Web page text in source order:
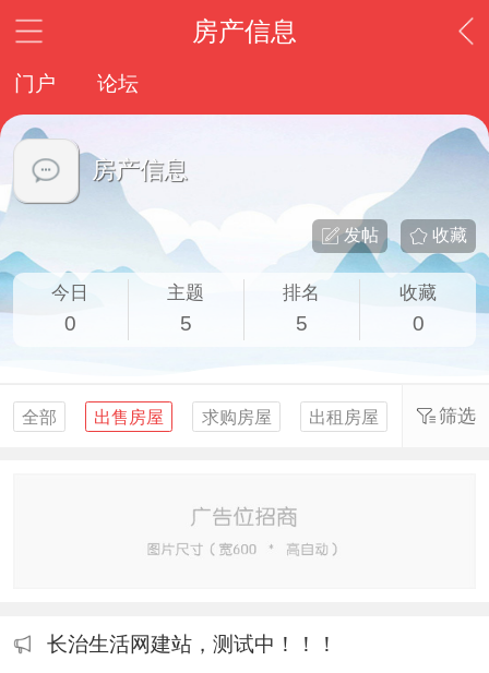
房产信息
门户 论坛
房产信息
收藏
发帖
今日
0
主题
5
排名
5
收藏
0
全部 出售房屋 求购房屋 出租房屋 求租房屋
筛选
长治生活网建站，测试中！！！